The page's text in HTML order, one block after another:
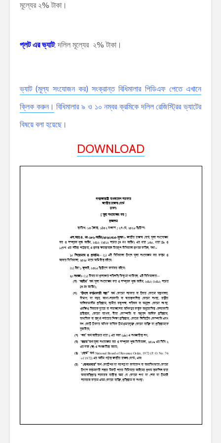
মূল্যের ২% টাকা।
প্লট এর ভ্যাট:দলিল মূল্যের ২% টাকা।
ভ্যাট (মূল্য সংযোজন কর) সংক্রান্ত বিধিমালার পিডিএফ পেতে এখানে
ক্লিক করুন। বিধিমালার ৯ ও ১০ নম্বর ক্রমিকে দলিল রেজিস্ট্রির ভ্যাটের
বিষয়ে বলা হয়েছে।
DOWNLOAD